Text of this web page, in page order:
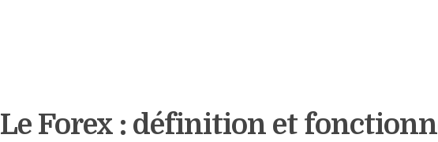
Le Forex : définition et